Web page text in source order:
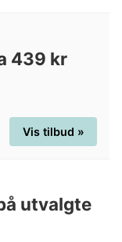
439 kr
Vis tilbud »
utvalgte